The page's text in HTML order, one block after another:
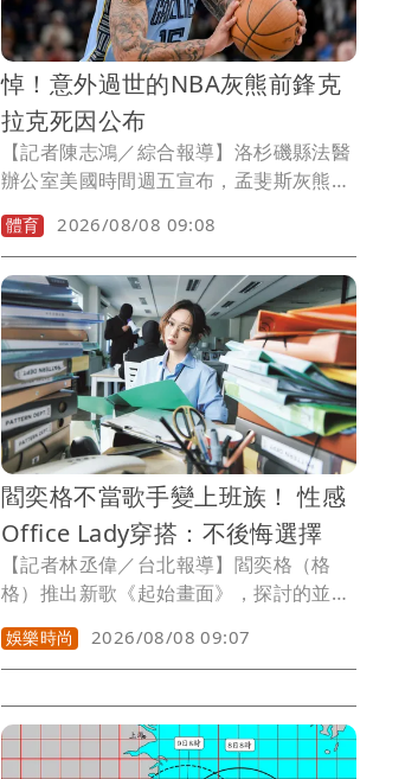
悼！意外過世的NBA灰熊前鋒克
拉克死因公布
【記者陳志鴻／綜合報導】洛杉磯縣法醫
辦公室美國時間週五宣布，孟斐斯灰熊前
鋒克拉克(Brandon Clarke)死於海洛因和
可卡因的影響。
體育 2026/08/08 09:08
閻奕格不當歌手變上班族！ 性感
Office Lady穿搭：不後悔選擇
【記者林丞偉／台北報導】閻奕格（格
格）推出新歌《起始畫面》，探討的並非
否定曾經走過的路，回顧過去在比賽後選
擇回美國完成學業，也曾有人問她，若當
時留下來發展，或許會迎來另一種人生。
但她從不後悔做過的選擇，她說：「因為
每一道開啟或關上的門，都共同創造了現
在的自己。」
娛樂時尚 2026/08/08 09:07